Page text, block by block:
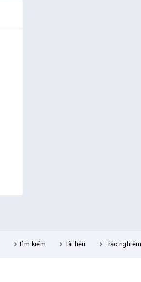
Tìm kiếm Tài liệu Trắc nghiệm